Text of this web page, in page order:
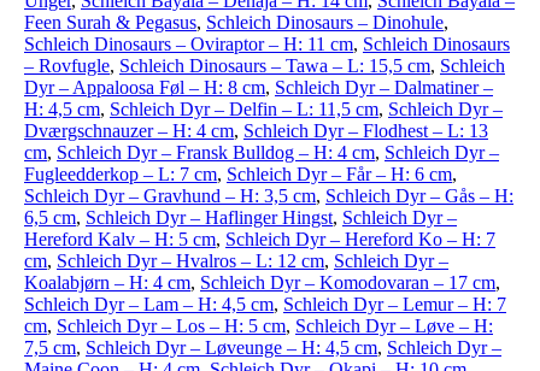
Feen Surah & Pegasus, Schleich Dinosaurs – Dinohule,
Schleich Dinosaurs – Oviraptor – H: 11 cm, Schleich Dinosaurs
– Rovfugle, Schleich Dinosaurs – Tawa – L: 15,5 cm, Schleich
Dyr – Appaloosa Føl – H: 8 cm, Schleich Dyr – Dalmatiner –
H: 4,5 cm, Schleich Dyr – Delfin – L: 11,5 cm, Schleich Dyr –
Dværgschnauzer – H: 4 cm, Schleich Dyr – Flodhest – L: 13
cm, Schleich Dyr – Fransk Bulldog – H: 4 cm, Schleich Dyr –
Fugleedderkop – L: 7 cm, Schleich Dyr – Får – H: 6 cm,
Schleich Dyr – Gravhund – H: 3,5 cm, Schleich Dyr – Gås – H:
6,5 cm, Schleich Dyr – Haflinger Hingst, Schleich Dyr –
Hereford Kalv – H: 5 cm, Schleich Dyr – Hereford Ko – H: 7
cm, Schleich Dyr – Hvalros – L: 12 cm, Schleich Dyr –
Koalabjørn – H: 4 cm, Schleich Dyr – Komodovaran – 17 cm,
Schleich Dyr – Lam – H: 4,5 cm, Schleich Dyr – Lemur – H: 7
cm, Schleich Dyr – Los – H: 5 cm, Schleich Dyr – Løve – H:
7,5 cm, Schleich Dyr – Løveunge – H: 4,5 cm, Schleich Dyr –